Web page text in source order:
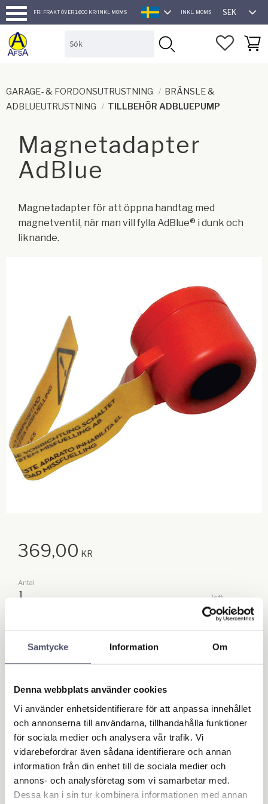
Samtycke Information Om
Denna webbplats använder cookies
Vi använder enhetsidentifierare för att anpassa innehållet
och annonserna till användarna, tillhandahålla funktioner
för sociala medier och analysera vår trafik. Vi
vidarebefordrar även sådana identifierare och annan
information från din enhet till de sociala medier och
annons- och analysföretag som vi samarbetar med.
Dessa kan i sin tur kombinera informationen med annan
Meny
FRI FRAKT ÖVER 1.600 KR/INKL MOMS
SVENSKA
INKL. MOMS SEK
GARAGE- & FORDONSUTRUSTNING
BRÄNSLE &
ADBLUEUTRUSTNING
TILLBEHÖR ADBLUEPUMP
Magnetadapter
AdBlue
Magnetadapter för att öppna handtag med
magnetventil, när man vill fylla AdBlue® i dunk och
liknande.
369,00 KR
Antal
st
KÖP Lägg
Ge ett omdöme!
Omdömen
Du